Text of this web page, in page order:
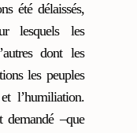
été délaissés,
lesquels les
dont les
les peuples
l’humiliation.
demandé –que